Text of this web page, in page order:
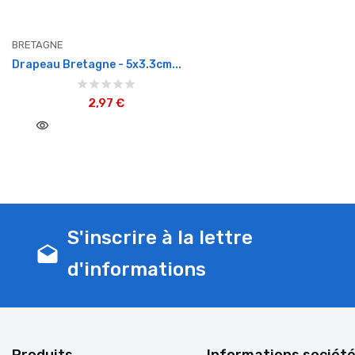
BRETAGNE
Drapeau Bretagne - 5x3.3cm...
2,97 €
visibility
drafts
S'inscrire à la lettre
d'informations